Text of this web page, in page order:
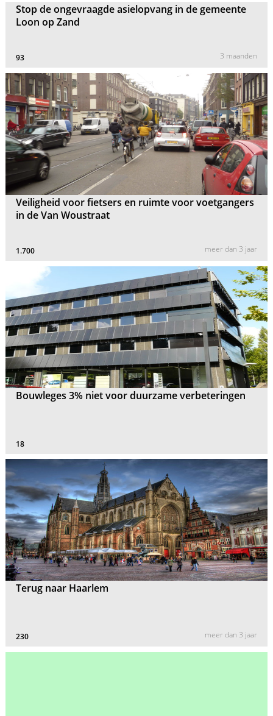
Stop de ongevraagde asielopvang in de gemeente
Loon op Zand
93 3 maanden
Veiligheid voor fietsers en ruimte voor voetgangers
in de Van Woustraat
1.700 meer dan 3 jaar
Bouwleges 3% niet voor duurzame verbeteringen
18
Terug naar Haarlem
230 meer dan 3 jaar